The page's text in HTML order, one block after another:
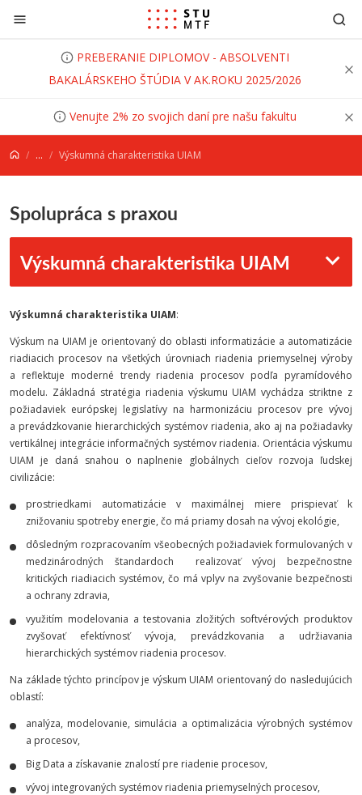
Prejsť na obsah
PREBERANIE DIPLOMOV - ABSOLVENTI
BAKALÁRSKEHO ŠTÚDIA V AK.ROKU 2025/2026
Venujte 2% zo svojich daní pre našu fakultu
... Výskumná charakteristika UIAM
Spolupráca s praxou
Výskumná charakteristika UIAM
Výskumná charakteristika UIAM:
Výskum na UIAM je orientovaný do oblasti informatizácie a automatizácie
riadiacich procesov na všetkých úrovniach riadenia priemyselnej výroby
a reflektuje moderné trendy riadenia procesov podľa pyramídového
modelu. Základná stratégia riadenia výskumu UIAM vychádza striktne z
požiadaviek európskej legislatívy na harmonizáciu procesov pre vývoj
a prevádzkovanie hierarchických systémov riadenia, ako aj na požiadavky
vertikálnej integrácie informačných systémov riadenia. Orientácia výskumu
UIAM je daná snahou o naplnenie globálnych cieľov rozvoja ľudskej
civilizácie:
prostriedkami automatizácie v maximálnej miere prispievať k
znižovaniu spotreby energie, čo má priamy dosah na vývoj ekológie,
dôsledným rozpracovaním všeobecných požiadaviek formulovaných v
medzinárodných štandardoch realizovať vývoj bezpečnostne
kritických riadiacich systémov, čo má vplyv na zvyšovanie bezpečnosti
a ochrany zdravia,
využitím modelovania a testovania zložitých softvérových produktov
zvyšovať efektívnosť vývoja, prevádzkovania a udržiavania
hierarchických systémov riadenia procesov.
Na základe týchto princípov je výskum UIAM orientovaný do nasledujúcich
oblastí:
analýza, modelovanie, simulácia a optimalizácia výrobných systémov
a procesov,
Big Data a získavanie znalostí pre riadenie procesov,
vývoj integrovaných systémov riadenia priemyselných procesov,